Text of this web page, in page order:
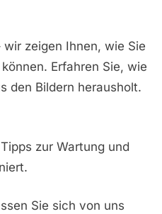
zeigen Ihnen, wie Sie
Erfahren Sie, wie
den Bildern herausholt.
zur Wartung und
Sie sich von uns